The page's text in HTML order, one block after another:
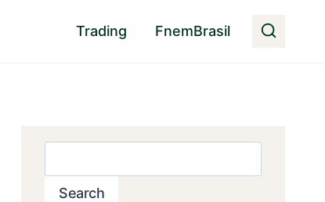
Trading FnemBrasil
Search